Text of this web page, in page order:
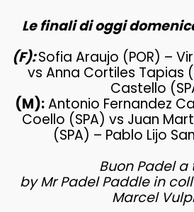
Le finali di oggi
(F):Sofia Araujo (POR) –
vs Anna Cortiles Tapias
Castello
(M):Antonio Fernandez
Coello (SPA) vs Juan
(SPA) – Pablo Lijo
Buon Padel a
by Mr Padel Paddle in
Marcel